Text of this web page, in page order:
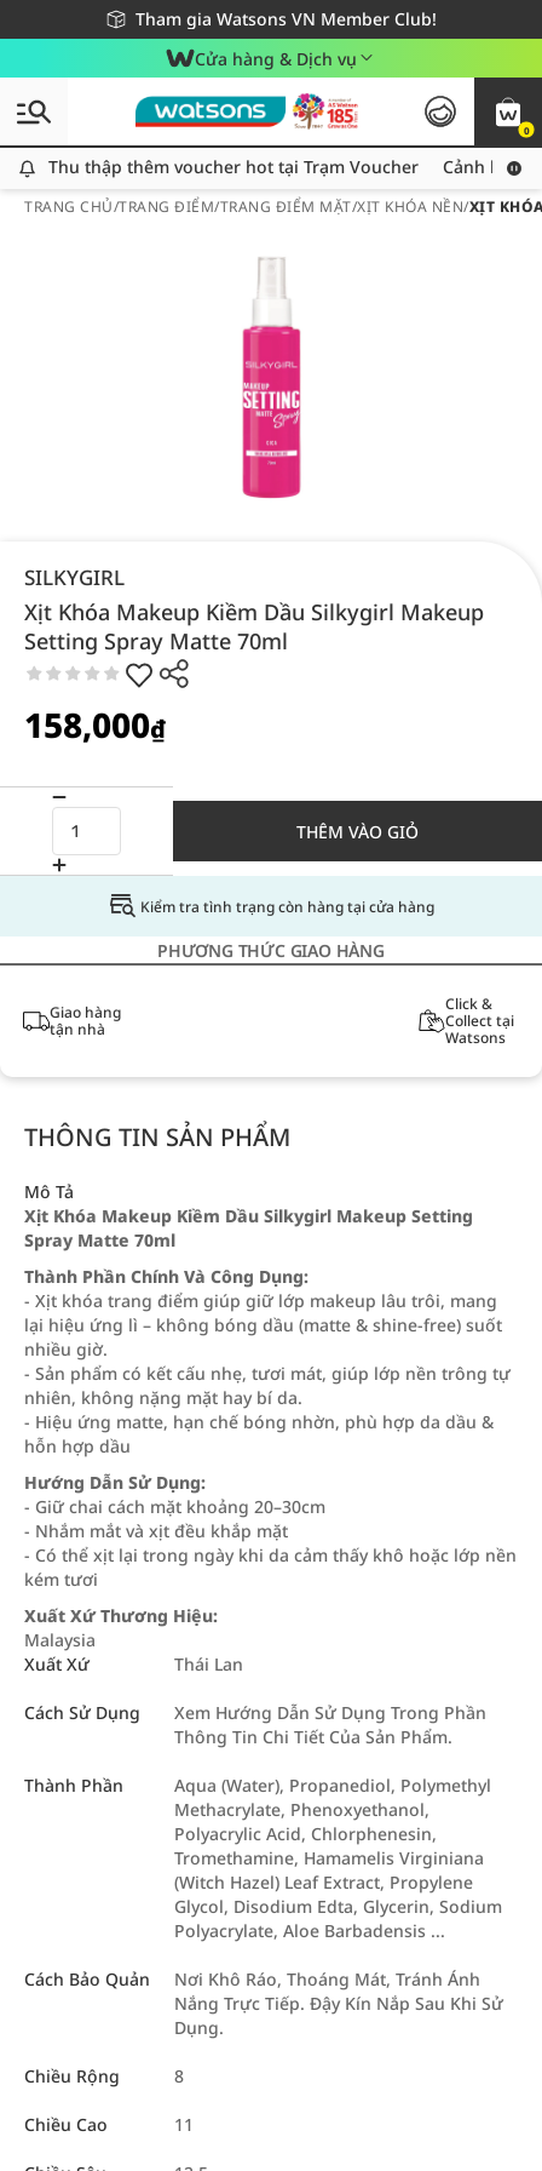
Tham gia Watsons VN Member Club!
Miễn phí giao hàng cho đơn hàng từ 249,000Đ
Giao hàng nhanh 24h - Áp dụng khu vực TP. Hồ Chí Minh
Cửa hàng & Dịch vụ
0
Thu thập thêm voucher hot tại Trạm Voucher
Thu thập thêm voucher hot tại Trạm Voucher Cảnh báo
TRANG CHỦ/TRANG ĐIỂM/TRANG ĐIỂM MẶT/XỊT KHÓA NỀN/XỊT
SILKYGIRL
Xịt Khóa Makeup Kiềm Dầu Silkygirl Makeup
Setting Spray Matte 70ml
158,000₫
THÊM VÀO GIỎ
Kiểm tra tình trạng còn hàng tại cửa hàng
PHƯƠNG THỨC GIAO HÀNG
Giao hàng
tận nhà
Click &
Collect tại
Watsons
THÔNG TIN SẢN PHẨM
Mô Tả
Xịt Khóa Makeup Kiềm Dầu Silkygirl Makeup Setting
Spray Matte 70ml
Thành Phần Chính Và Công Dụng:
- Xịt khóa trang điểm giúp giữ lớp makeup lâu trôi, mang
lại hiệu ứng lì – không bóng dầu (matte & shine-free) suốt
nhiều giờ.
- Sản phẩm có kết cấu nhẹ, tươi mát, giúp lớp nền trông tự
nhiên, không nặng mặt hay bí da.
- Hiệu ứng matte, hạn chế bóng nhờn, phù hợp da dầu &
hỗn hợp dầu
Hướng Dẫn Sử Dụng:
- Giữ chai cách mặt khoảng 20–30cm
- Nhắm mắt và xịt đều khắp mặt
- Có thể xịt lại trong ngày khi da cảm thấy khô hoặc lớp nền
kém tươi
Xuất Xứ Thương Hiệu:
Malaysia
Xuất Xứ
Thái Lan
Cách Sử Dụng
Xem Hướng Dẫn Sử Dụng Trong Phần
Thông Tin Chi Tiết Của Sản Phẩm.
Thành Phần
Aqua (Water), Propanediol, Polymethyl
Methacrylate, Phenoxyethanol,
Polyacrylic Acid, Chlorphenesin,
Tromethamine, Hamamelis Virginiana
(Witch Hazel) Leaf Extract, Propylene
Glycol, Disodium Edta, Glycerin, Sodium
Polyacrylate, Aloe Barbadensis ...
Cách Bảo Quản
Nơi Khô Ráo, Thoáng Mát, Tránh Ánh
Nắng Trực Tiếp. Đậy Kín Nắp Sau Khi Sử
Dụng.
Chiều Rộng 8
Chiều Cao 11